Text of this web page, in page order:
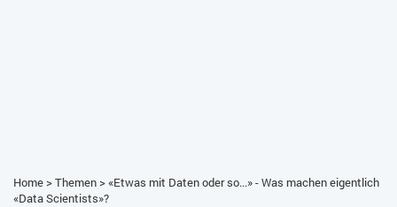
Home>Themen>«Etwas mit Daten oder so...» - Was machen eigentlich
«Data Scientists»?